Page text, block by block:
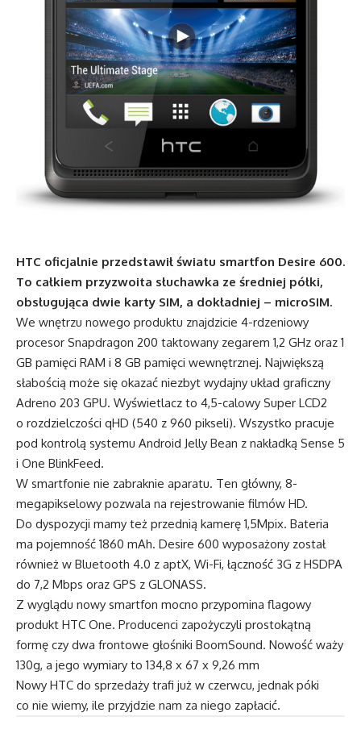
HTC oficjalnie przedstawił światu smartfon Desire 600.
To całkiem przyzwoita słuchawka ze średniej półki,
obsługująca dwie karty SIM, a dokładniej – microSIM.
We wnętrzu nowego produktu znajdzicie 4-rdzeniowy
procesor Snapdragon 200 taktowany zegarem 1,2 GHz oraz 1
GB pamięci RAM i 8 GB pamięci wewnętrznej. Największą
słabością może się okazać niezbyt wydajny układ graficzny
Adreno 203 GPU. Wyświetlacz to 4,5-calowy Super LCD2
o rozdzielczości qHD (540 z 960 pikseli). Wszystko pracuje
pod kontrolą systemu Android Jelly Bean z nakładką Sense 5
i One BlinkFeed.
W smartfonie nie zabraknie aparatu. Ten główny, 8-
megapikselowy pozwala na rejestrowanie filmów HD.
Do dyspozycji mamy też przednią kamerę 1,5Mpix. Bateria
ma pojemność 1860 mAh. Desire 600 wyposażony został
również w Bluetooth 4.0 z aptX, Wi-Fi, łączność 3G z HSDPA
do 7,2 Mbps oraz GPS z GLONASS.
Z wyglądu nowy smartfon mocno przypomina flagowy
produkt HTC One. Producenci zapożyczyli prostokątną
formę czy dwa frontowe głośniki BoomSound. Nowość waży
130g, a jego wymiary to 134,8 x 67 x 9,26 mm
Nowy HTC do sprzedaży trafi już w czerwcu, jednak póki
co nie wiemy, ile przyjdzie nam za niego zapłacić.